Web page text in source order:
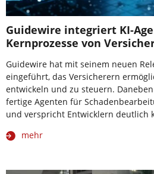
Guidewire integriert KI-
Kernprozesse von
Guidewire hat mit seinem neuen
eingeführt, das Versicherern
entwickeln und zu steuern.
fertige Agenten für
und verspricht Entwicklern deutlich
mehr